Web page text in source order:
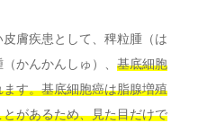
膚疾患として、稗粒腫（は
かんかんしゅ）、 基底細胞
す。基底細胞癌は脂腺増殖
があるため、見た目だけで